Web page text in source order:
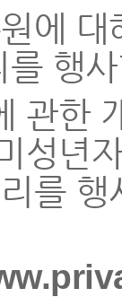
에 대
행
관한
성년
를